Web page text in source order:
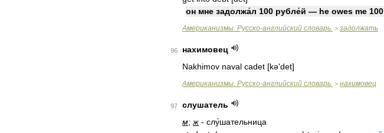
он мне задолжа́л 100 рубле́й — he owes me 100
Американизмы. Русско-английский словарь. > задолжать
96
нахимовец
Nakhimov naval cadet [kə'det]
Американизмы. Русско-английский словарь. > нахимовец
97
слушатель
м; ж - слу́шательница